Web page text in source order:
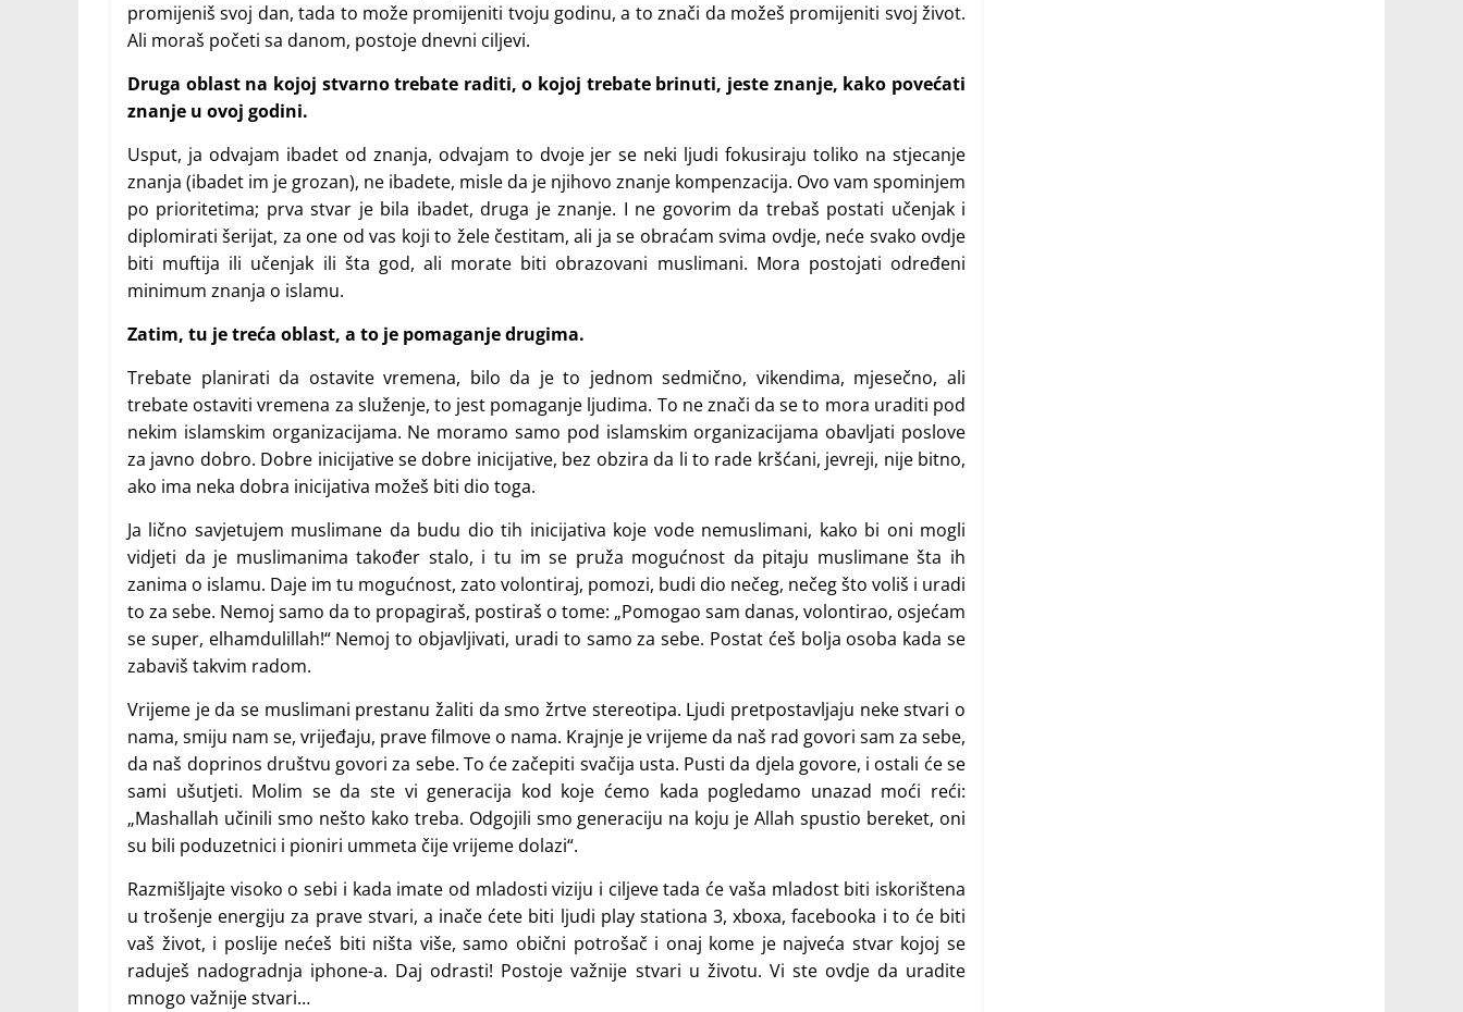
promijeniš svoj dan, tada to može promijeniti tvoju godinu, a to znači da možeš promijeniti svoj život.
Ali moraš početi sa danom, postoje dnevni ciljevi.
Druga oblast na kojoj stvarno trebate raditi, o kojoj trebate brinuti, jeste znanje, kako povećati
znanje u ovoj godini.
Usput, ja odvajam ibadet od znanja, odvajam to dvoje jer se neki ljudi fokusiraju toliko na stjecanje
znanja (ibadet im je grozan), ne ibadete, misle da je njihovo znanje kompenzacija. Ovo vam spominjem
po prioritetima; prva stvar je bila ibadet, druga je znanje. I ne govorim da trebaš postati učenjak i
diplomirati šerijat, za one od vas koji to žele čestitam, ali ja se obraćam svima ovdje, neće svako ovdje
biti muftija ili učenjak ili šta god, ali morate biti obrazovani muslimani. Mora postojati određeni
minimum znanja o islamu.
Zatim, tu je treća oblast, a to je pomaganje drugima.
Trebate planirati da ostavite vremena, bilo da je to jednom sedmično, vikendima, mjesečno, ali
trebate ostaviti vremena za služenje, to jest pomaganje ljudima. To ne znači da se to mora uraditi pod
nekim islamskim organizacijama. Ne moramo samo pod islamskim organizacijama obavljati poslove
za javno dobro. Dobre inicijative se dobre inicijative, bez obzira da li to rade kršćani, jevreji, nije bitno,
ako ima neka dobra inicijativa možeš biti dio toga.
Ja lično savjetujem muslimane da budu dio tih inicijativa koje vode nemuslimani, kako bi oni mogli
vidjeti da je muslimanima također stalo, i tu im se pruža mogućnost da pitaju muslimane šta ih
zanima o islamu. Daje im tu mogućnost, zato volontiraj, pomozi, budi dio nečeg, nečeg što voliš i uradi
to za sebe. Nemoj samo da to propagiraš, postiraš o tome: „Pomogao sam danas, volontirao, osjećam
se super, elhamdulillah!“ Nemoj to objavljivati, uradi to samo za sebe. Postat ćeš bolja osoba kada se
zabaviš takvim radom.
Vrijeme je da se muslimani prestanu žaliti da smo žrtve stereotipa. Ljudi pretpostavljaju neke stvari o
nama, smiju nam se, vrijeđaju, prave filmove o nama. Krajnje je vrijeme da naš rad govori sam za sebe,
da naš doprinos društvu govori za sebe. To će začepiti svačija usta. Pusti da djela govore, i ostali će se
sami ušutjeti. Molim se da ste vi generacija kod koje ćemo kada pogledamo unazad moći reći:
„Mashallah učinili smo nešto kako treba. Odgojili smo generaciju na koju je Allah spustio bereket, oni
su bili poduzetnici i pioniri ummeta čije vrijeme dolazi“.
Razmišljajte visoko o sebi i kada imate od mladosti viziju i ciljeve tada će vaša mladost biti iskorištena
u trošenje energiju za prave stvari, a inače ćete biti ljudi play stationa 3, xboxa, facebooka i to će biti
vaš život, i poslije nećeš biti ništa više, samo obični potrošač i onaj kome je najveća stvar kojoj se
raduješ nadogradnja iphone-a. Daj odrasti! Postoje važnije stvari u životu. Vi ste ovdje da uradite
mnogo važnije stvari…